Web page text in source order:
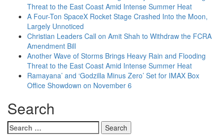
Threat to the East Coast Amid Intense Summer Heat
A Four-Ton SpaceX Rocket Stage Crashed Into the Moon,
Largely Unnoticed
Christian Leaders Call on Amit Shah to Withdraw the FCRA
Amendment Bill
Another Wave of Storms Brings Heavy Rain and Flooding
Threat to the East Coast Amid Intense Summer Heat
Ramayana’ and ‘Godzilla Minus Zero’ Set for IMAX Box
Office Showdown on November 6
Search